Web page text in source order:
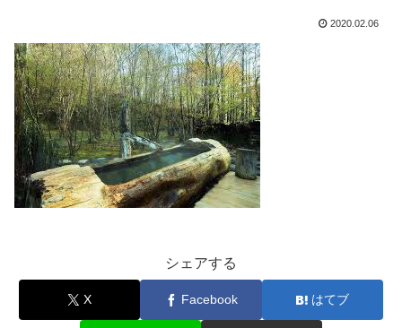
2020.02.06
シェアする
X Facebook はてブ